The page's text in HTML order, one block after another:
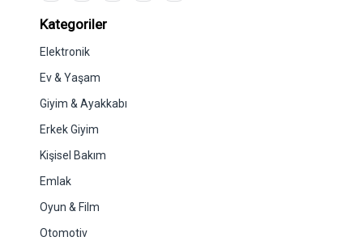
Kategoriler
Elektronik
Ev & Yaşam
Giyim & Ayakkabı
Erkek Giyim
Kişisel Bakım
Emlak
Oyun & Film
Otomotiv